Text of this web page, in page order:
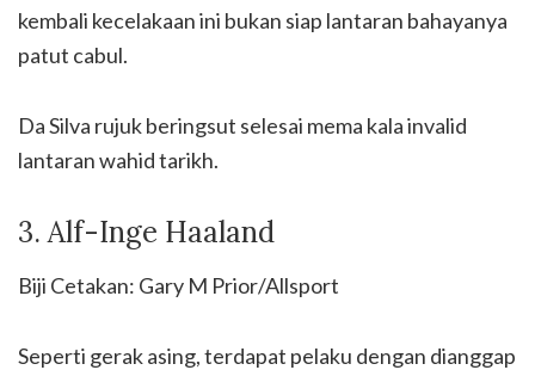
kembali kecelakaan ini bukan siap lantaran bahayanya
patut cabul.
Da Silva rujuk beringsut selesai mema kala invalid
lantaran wahid tarikh.
3. Alf-Inge Haaland
Biji Cetakan: Gary M Prior/Allsport
Seperti gerak asing, terdapat pelaku dengan dianggap